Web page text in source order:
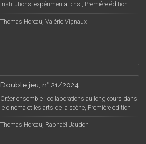
institutions, expérimentations , Première édition
Thomas Horeau, Valérie Vignaux
Double jeu, n° 21/2024
Créer ensemble : collaborations au long cours dans
le cinéma et les arts de la scène, Première édition
Thomas Horeau, Raphaël Jaudon